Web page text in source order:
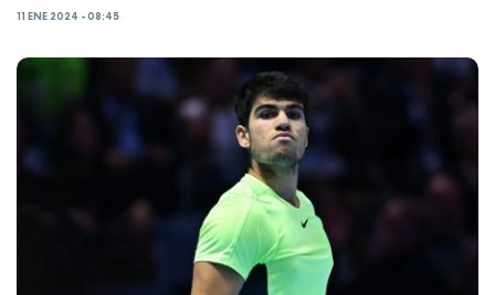
11 ENE 2024 - 08:45